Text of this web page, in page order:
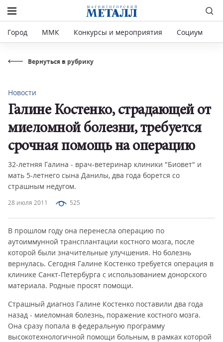
Город ММК Конкурсы и мероприятия Социум
Вернуться в рубрику
28 июля 2011 525
Новости
Галине Костенко, страдающей от
миеломной болезни, требуется
срочная помощь на операцию
32-летняя Галина - врач-ветеринар клиники "Биовет" и
мать 5-летнего сына Данилы, два года борется со
страшным недугом.
В прошлом году она перенесла операцию по
аутоиммунной трансплантации костного мозга, после
которой были значительные улучшения. Но болезнь
вернулась. Сегодня Галине Костенко требуется операция в
клинике Санкт-Петербурга с использованием донорского
материала. Родные просят помощи.
Страшный диагноз Галине Костенко поставили два года
назад - миеломная болезнь, поражение костного мозга.
Она сразу попала в федеральную программу
высокотехнологичной помощи больным, в рамках которой